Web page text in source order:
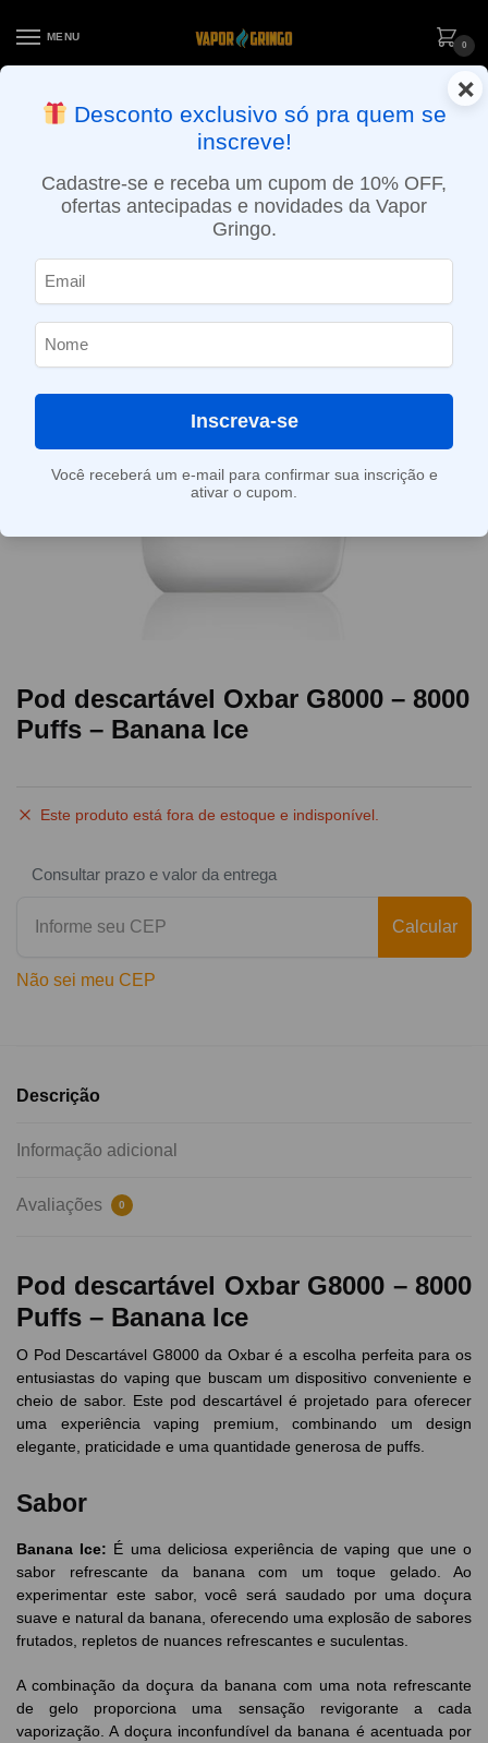
MENU
0
ENTREGA NO MESMO DIA EM SÃO PAULO (SEG A SEX): PEDIDOS
APROVADOS ATÉ 15:30 VIA MOTOBOY
Pod descartável Oxbar G8000 – 8000
Puffs – Banana Ice
Este produto está fora de estoque e indisponível.
Consultar prazo e valor da entrega
Calcular
Não sei meu CEP
Descrição
Informação adicional
Avaliações 0
Pod descartável Oxbar G8000 – 8000
Puffs – Banana Ice
O Pod Descartável G8000 da Oxbar é a escolha perfeita para os
entusiastas do vaping que buscam um dispositivo conveniente e
cheio de sabor. Este pod descartável é projetado para oferecer
uma experiência vaping premium, combinando um design
elegante, praticidade e uma quantidade generosa de puffs.
Sabor
Banana Ice: É uma deliciosa experiência de vaping que une o
sabor refrescante da banana com um toque gelado. Ao
experimentar este sabor, você será saudado por uma doçura
suave e natural da banana, oferecendo uma explosão de sabores
frutados, repletos de nuances refrescantes e suculentas.
A combinação da doçura da banana com uma nota refrescante
de gelo proporciona uma sensação revigorante a cada
vaporização. A doçura inconfundível da banana é acentuada por
×
Desconto exclusivo só pra quem se
inscreve!
Cadastre-se e receba um cupom de 10% OFF,
ofertas antecipadas e novidades da Vapor
Gringo.
Inscreva-se
Você receberá um e-mail para confirmar sua inscrição e
ativar o cupom.